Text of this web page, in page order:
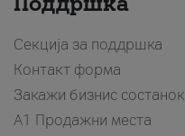
Секција за поддршка
Контакт форма
Закажи бизнис состанок
A1 Продажни места